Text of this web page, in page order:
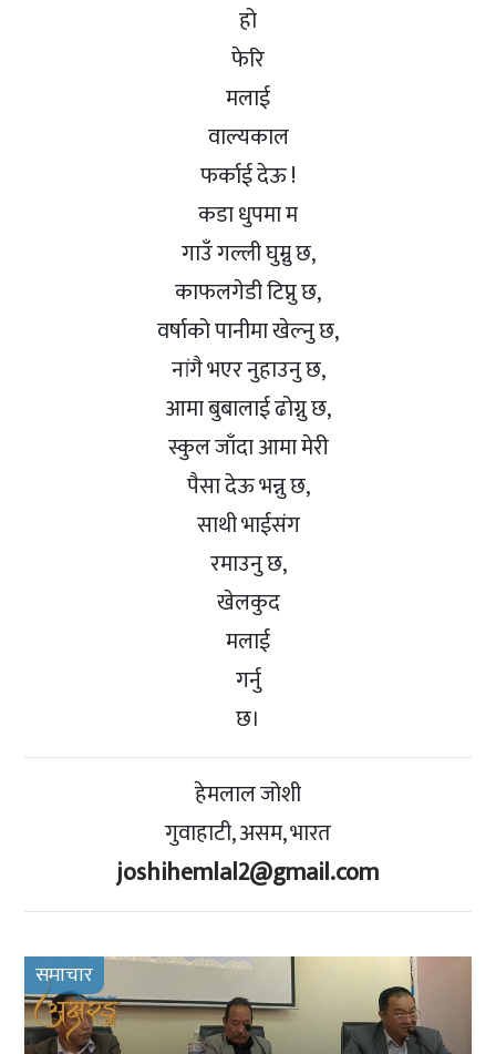
हो
फेरि
मलाई
वाल्यकाल
फर्काई देऊ !
कडा धुपमा म
गाउँ गल्ली घुम्नु छ,
काफलगेडी टिप्नु छ,
वर्षाको पानीमा खेल्नु छ,
नांगै भएर नुहाउनु छ,
आमा बुबालाई ढोग्नु छ,
स्कुल जाँदा आमा मेरी
पैसा देऊ भन्नु छ,
साथी भाईसंग
रमाउनु छ,
खेलकुद
मलाई
गर्नु
छ।
हेमलाल जोशी
गुवाहाटी, असम, भारत
joshihemlal2@gmail.com
समाचार